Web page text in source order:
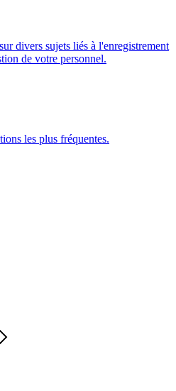
divers sujets liés à l'enregistrement
de votre personnel.
les plus fréquentes.